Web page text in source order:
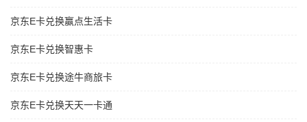
京东E卡兑换赢点生活卡
京东E卡兑换智惠卡
京东E卡兑换途牛商旅卡
京东E卡兑换天天一卡通